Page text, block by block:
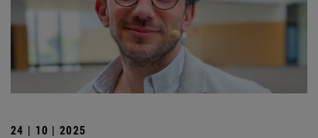
24 | 10 | 2025